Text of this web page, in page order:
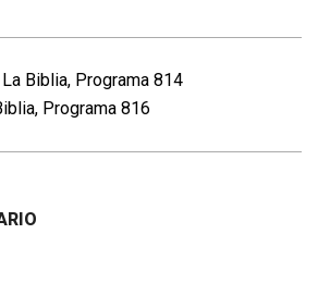
Biblia, Programa 814
Programa 816